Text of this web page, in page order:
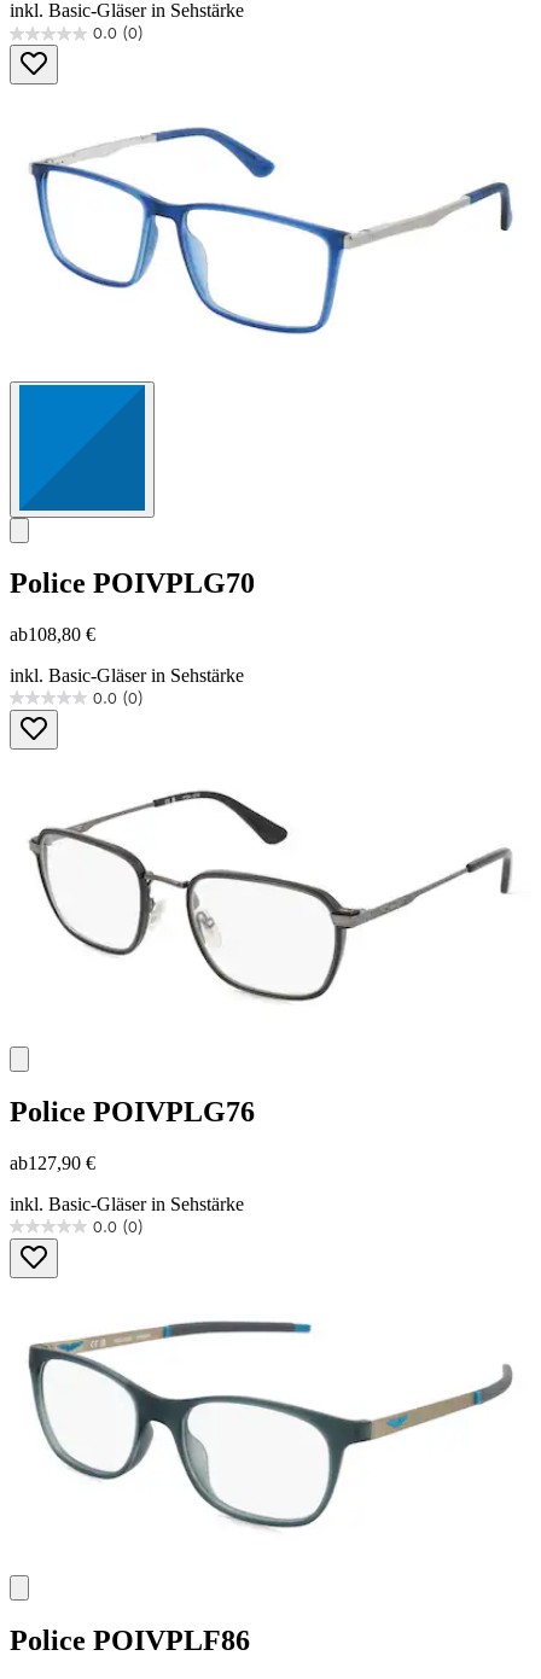
inkl. Basic-Gläser in Sehstärke
0.0 (0)
0.0
von
5
Police POIVPLG70
ab108,80 €
inkl. Basic-Gläser in Sehstärke
0.0 (0)
0.0
von
5
Police POIVPLG76
ab127,90 €
inkl. Basic-Gläser in Sehstärke
0.0 (0)
0.0
von
5
Police POIVPLF86